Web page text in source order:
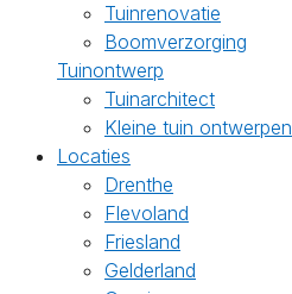
Tuinrenovatie
Boomverzorging
Tuinontwerp
Tuinarchitect
Kleine tuin ontwerpen
Locaties
Drenthe
Flevoland
Friesland
Gelderland